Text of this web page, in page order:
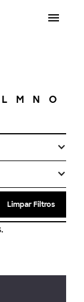
L M N O
Limpar Filtros